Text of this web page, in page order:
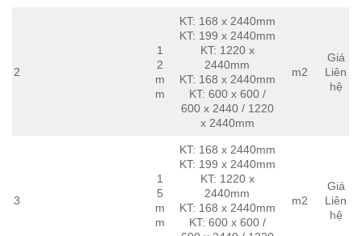
2
1
2
m
m
KT: 168 x 2440mm
KT: 199 x 2440mm
KT: 1220 x
2440mm
KT: 168 x 2440mm
KT: 600 x 600 /
600 x 2440 / 1220
x 2440mm
m2
Giá
Liên
hệ
3
1
5
m
m
KT: 168 x 2440mm
KT: 199 x 2440mm
KT: 1220 x
2440mm
KT: 168 x 2440mm
KT: 600 x 600 /
m2
Giá
Liên
hệ